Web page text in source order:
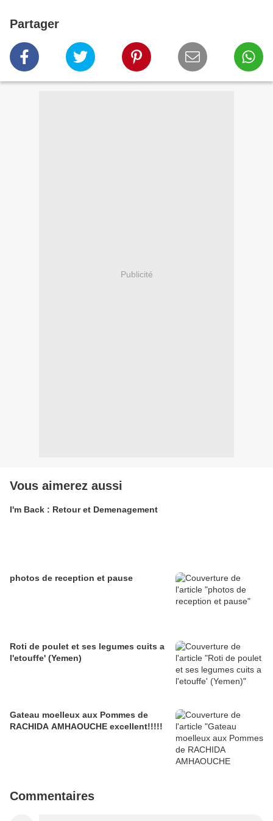
Partager
Publicité
Vous aimerez aussi
I'm Back : Retour et Demenagement
photos de reception et pause
Roti de poulet et ses legumes cuits a
l'etouffe' (Yemen)
Gateau moelleux aux Pommes de
RACHIDA AMHAOUCHE excellent!!!!!
Commentaires